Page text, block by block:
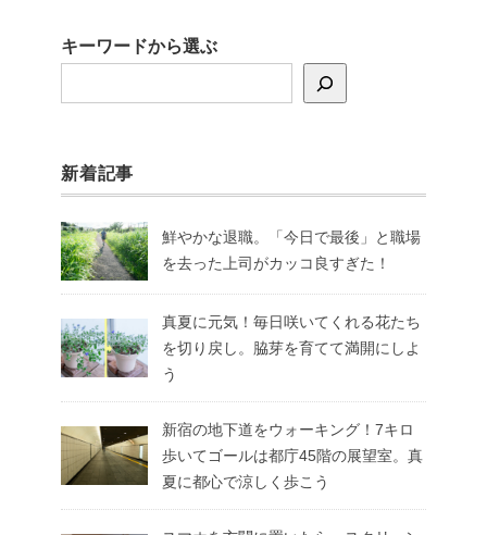
キーワードから選ぶ
新着記事
鮮やかな退職。「今日で最後」と職場
を去った上司がカッコ良すぎた！
真夏に元気！毎日咲いてくれる花たち
を切り戻し。脇芽を育てて満開にしよ
う
新宿の地下道をウォーキング！7キロ
歩いてゴールは都庁45階の展望室。真
夏に都心で涼しく歩こう